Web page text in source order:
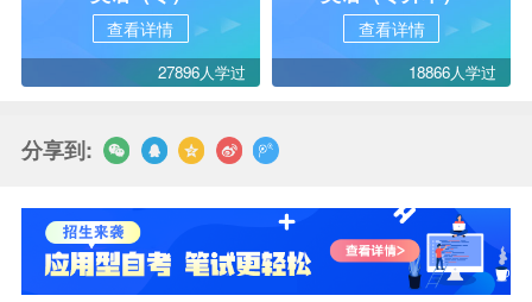
查看详情
27896人学过
查看详情
18866人学过
分享到: